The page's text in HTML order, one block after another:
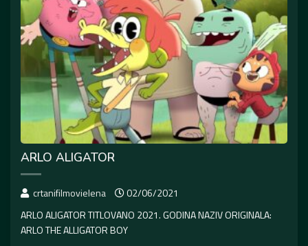
ARLO ALIGATOR
crtanifilmovielena
02/06/2021
ARLO ALIGATOR TITLOVANO 2021. GODINA NAZIV ORIGINALA:
ARLO THE ALLIGATOR BOY